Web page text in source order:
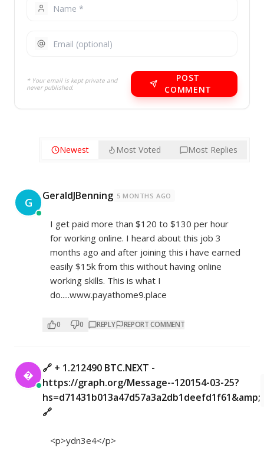
* Your email is kept private and
never published.
POST
COMMENT
Newest Most Voted Most Replies
G GeraldJBenning 5 MONTHS AGO
I get paid more than $120 to $130 per hour
for working online. I heard about this job 3
months ago and after joining this i have earned
easily $15k from this without having online
working skills. This is what I
do.....www.payathome9.place
0 0 REPLY REPORT COMMENT

🔗 + 1.212490 BTC.NEXT -
https://graph.org/Message--120154-03-25?
hs=d71431b013a47d57a3a2db1deefd1f61&amp;
🔗
<p>ydn3e4</p>